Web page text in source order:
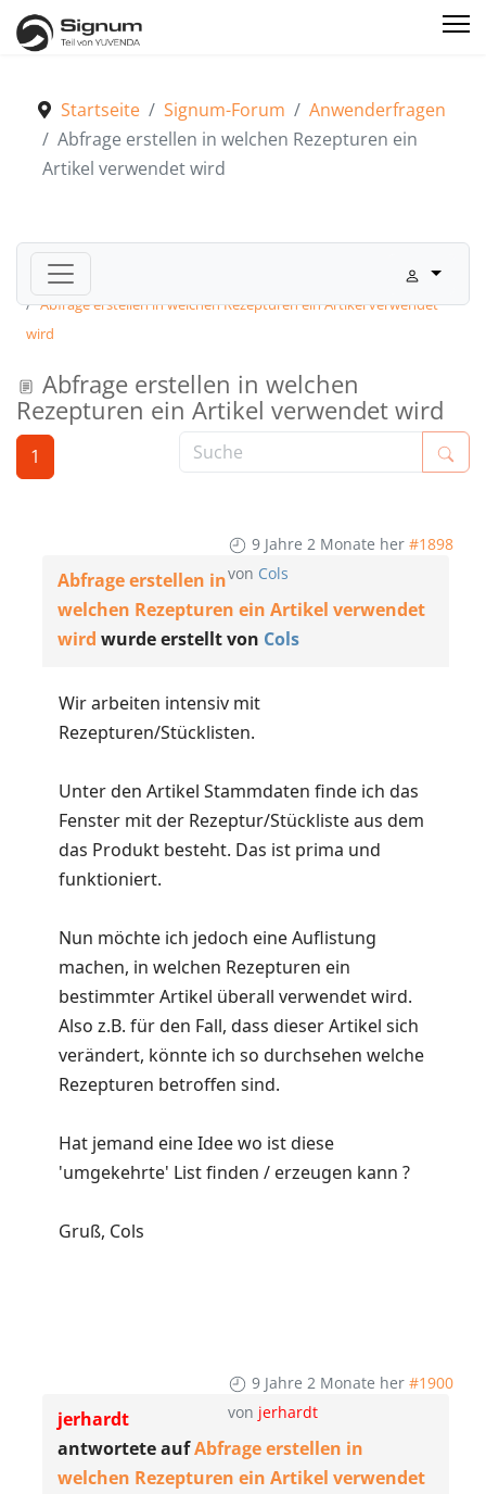
Startseite Signum-Forum
Anwenderfragen
Abfrage erstellen in welchen Rezepturen ein
Artikel verwendet wird
Signum-Forum
Abfrage erstellen in welchen Rezepturen ein Artikel verwendet
wird
Abfrage erstellen in welchen
Rezepturen ein Artikel verwendet wird
1
9 Jahre 2 Monate her #1898
von Cols
Abfrage erstellen in
welchen Rezepturen ein Artikel verwendet
wird wurde erstellt von Cols
Wir arbeiten intensiv mit
Rezepturen/Stücklisten.
Unter den Artikel Stammdaten finde ich das
Fenster mit der Rezeptur/Stückliste aus dem
das Produkt besteht. Das ist prima und
funktioniert.
Nun möchte ich jedoch eine Auflistung
machen, in welchen Rezepturen ein
bestimmter Artikel überall verwendet wird.
Also z.B. für den Fall, dass dieser Artikel sich
verändert, könnte ich so durchsehen welche
Rezepturen betroffen sind.
Hat jemand eine Idee wo ist diese
'umgekehrte' List finden / erzeugen kann ?
Gruß, Cols
9 Jahre 2 Monate her #1900
von jerhardt
jerhardt
antwortete aufAbfrage erstellen in
welchen Rezepturen ein Artikel verwendet